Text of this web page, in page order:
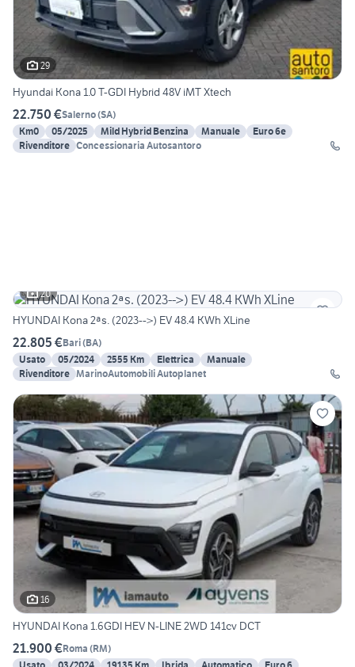
29
Hyundai Kona 1.0 T-GDI Hybrid 48V iMT Xtech
22.750 €Salerno(SA)
Km0
05/2025 Mild Hybrid Benzina Manuale
Euro 6e
Rivenditore Concessionaria Autosantoro
20
HYUNDAI Kona 2ªs. (2023-->) EV 48.4 KWh XLine
22.805 €Bari(BA)
Usato
05/2024 2555 Km Elettrica
Manuale
Rivenditore MarinoAutomobili Autoplanet
16
HYUNDAI Kona 1.6GDI HEV N-LINE 2WD 141cv DCT
21.900 €Roma (RM)